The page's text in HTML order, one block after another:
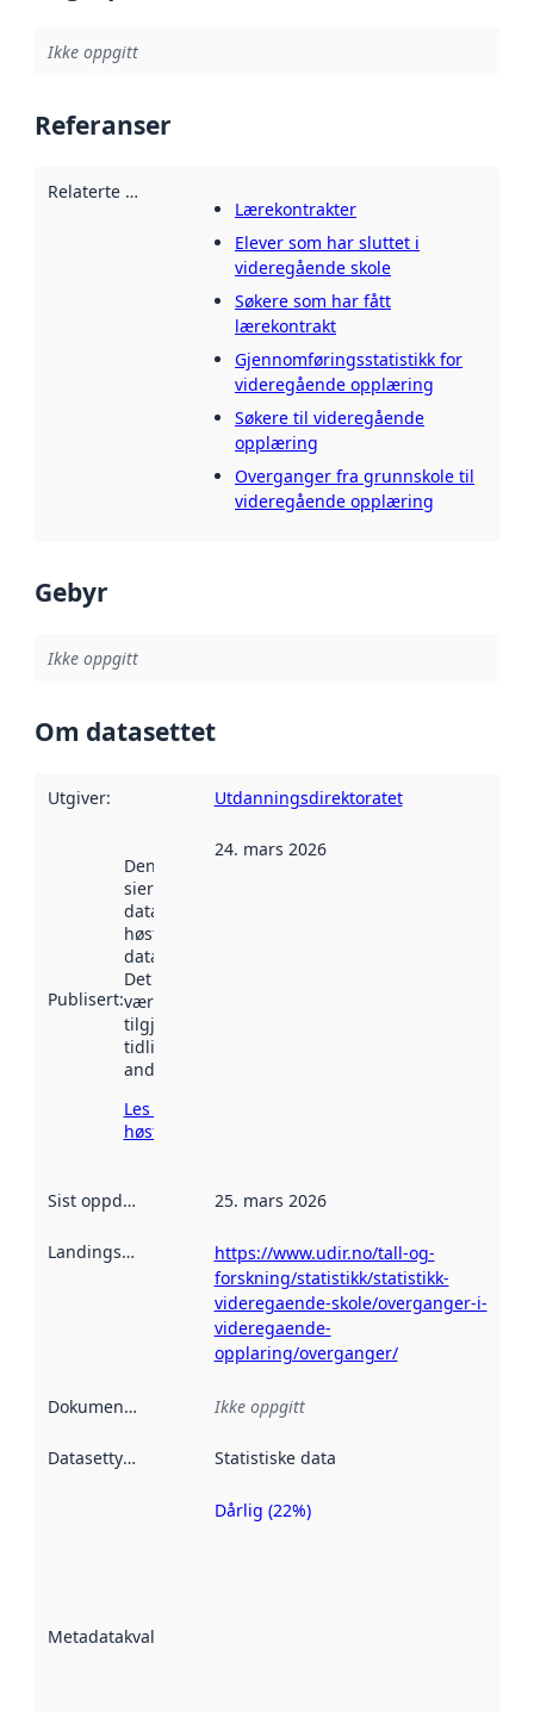
Ikke oppgitt
Referanser
Relaterte ressurser
Lærekontrakter
Elever som har sluttet i
videregående skole
Søkere som har fått
lærekontrakt
Gjennomføringsstatistikk for
videregående opplæring
Søkere til videregående
opplæring
Overganger fra grunnskole til
videregående opplæring
Gebyr
Ikke oppgitt
Om datasettet
Utgiver: Utdanningsdirektoratet
Publisert:
Denne datoen
sier når
datasettet ble
høstet av
data.norge.no.
Det kan ha
vært
tilgjengelig
tidligere
andre steder.
Les mer om
høsting her
24. mars 2026
Sist oppdatert 25. mars 2026
Landingsside
https://www.udir.no/tall-og-
forskning/statistikk/statistikk-
videregaende-skole/overganger-i-
videregaende-
opplaring/overganger/
Dokumentasjon Ikke oppgitt
Datasettype Statistiske data
Metadatakvalitet
Metadatakvalitet
Dårlig (22%)